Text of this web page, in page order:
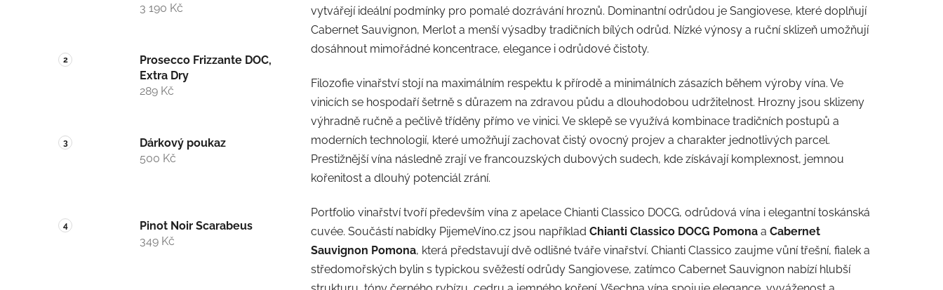
3 190 Kč
Prosecco Frizzante DOC,
Extra Dry
289 Kč
Dárkový poukaz
500 Kč
Pinot Noir Scarabeus
349 Kč
vytvářejí ideální podmínky pro pomalé dozrávání hroznů. Dominantní odrůdou je Sangiovese, které doplňují
Cabernet Sauvignon, Merlot a menší výsadby tradičních bílých odrůd. Nízké výnosy a ruční sklizeň umožňují
dosáhnout mimořádné koncentrace, elegance i odrůdové čistoty.
Filozofie vinařství stojí na maximálním respektu k přírodě a minimálních zásazích během výroby vína. Ve
vinicích se hospodaří šetrně s důrazem na zdravou půdu a dlouhodobou udržitelnost. Hrozny jsou sklizeny
výhradně ručně a pečlivě tříděny přímo ve vinici. Ve sklepě se využívá kombinace tradičních postupů a
moderních technologií, které umožňují zachovat čistý ovocný projev a charakter jednotlivých parcel.
Prestižnější vína následně zrají ve francouzských dubových sudech, kde získávají komplexnost, jemnou
kořenitost a dlouhý potenciál zrání.
Portfolio vinařství tvoří především vína z apelace Chianti Classico DOCG, odrůdová vína i elegantní toskánská
cuvée. Součástí nabídky PijemeVíno.cz jsou například Chianti Classico DOCG Pomona a Cabernet
Sauvignon Pomona, která představují dvě odlišné tváře vinařství. Chianti Classico zaujme vůní třešní, fialek a
středomořských bylin s typickou svěžestí odrůdy Sangiovese, zatímco Cabernet Sauvignon nabízí hlubší